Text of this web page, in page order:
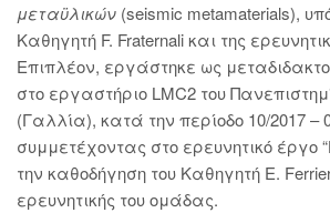
μεταϋλικών (seismic metamaterials),
Καθηγητή F. Fraternali και της
Επιπλέον, εργάστηκε ως
στο εργαστήριο LMC2 του
(Γαλλία), κατά την περίοδο 10/2017 –
συμμετέχοντας στο ερευνητικό έργο
την καθοδήγηση του Καθηγητή E.
ερευνητικής του ομάδας.